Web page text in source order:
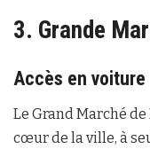
3. Grande
Accès en voiture
Le Grand Marché
cœur de la ville, à